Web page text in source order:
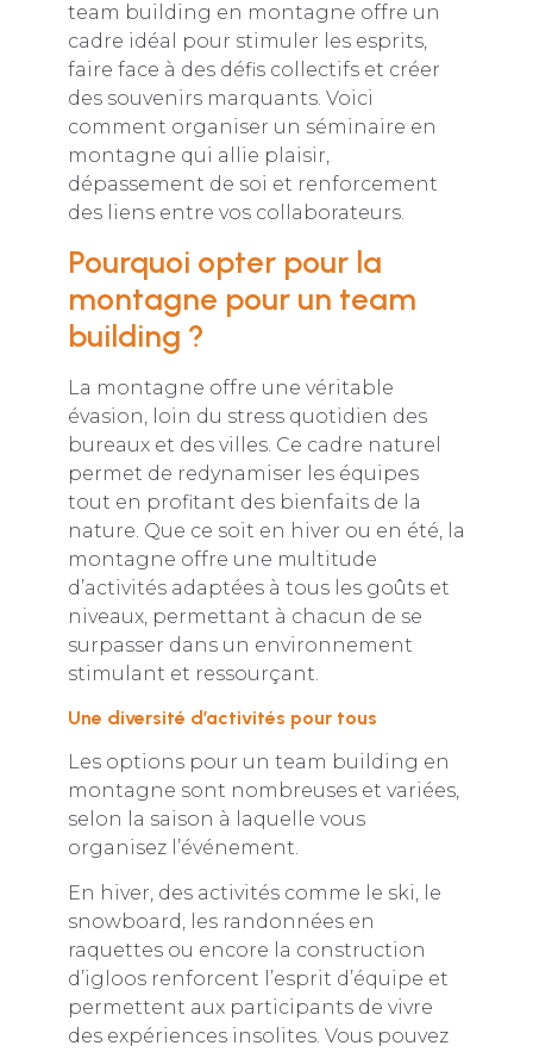
team building en montagne offre un
cadre idéal pour stimuler les esprits,
faire face à des défis collectifs et créer
des souvenirs marquants. Voici
comment organiser un séminaire en
montagne qui allie plaisir,
dépassement de soi et renforcement
des liens entre vos collaborateurs.
Pourquoi opter pour la
montagne pour un team
building ?
La montagne offre une véritable
évasion, loin du stress quotidien des
bureaux et des villes. Ce cadre naturel
permet de redynamiser les équipes
tout en profitant des bienfaits de la
nature. Que ce soit en hiver ou en été, la
montagne offre une multitude
d’activités adaptées à tous les goûts et
niveaux, permettant à chacun de se
surpasser dans un environnement
stimulant et ressourçant.
Une diversité d’activités pour tous
Les options pour un team building en
montagne sont nombreuses et variées,
selon la saison à laquelle vous
organisez l’événement.
En hiver, des activités comme le ski, le
snowboard, les randonnées en
raquettes ou encore la construction
d’igloos renforcent l’esprit d’équipe et
permettent aux participants de vivre
des expériences insolites. Vous pouvez